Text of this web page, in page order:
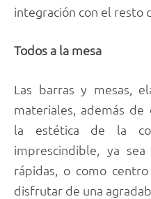
integración con el resto
Todos a la mesa
Las barras y mesas,
materiales, además de
la estética de la
imprescindible, ya
rápidas, o como
disfrutar de una